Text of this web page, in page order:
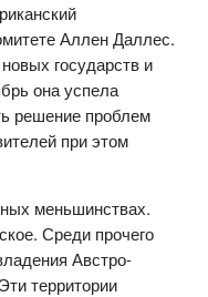
Аллен Даллес.
государств и
она успела
решение проблем
при этом
меньшинствах.
Среди прочего
Австро-
территории